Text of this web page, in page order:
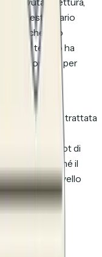
il destinatario
che può
tempo ha
è se è tornato per
limitazione trattata
scaricare un
cliccato. I bot di
E poiché il
— non nel livello